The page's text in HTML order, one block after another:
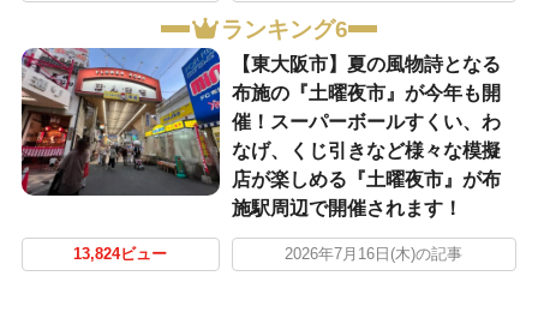
ランキング6
【東大阪市】夏の風物詩となる
布施の『土曜夜市』が今年も開
催！スーパーボールすくい、わ
なげ、くじ引きなど様々な模擬
店が楽しめる『土曜夜市』が布
施駅周辺で開催されます！
13,824ビュー 2026年7月16日(木)の記事